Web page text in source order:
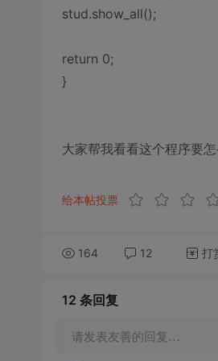
stud.show_all();
return 0;
}
大家帮我看看这个程序要
给本帖投票
164 12 打
12 条回复
请发表友善的回复…